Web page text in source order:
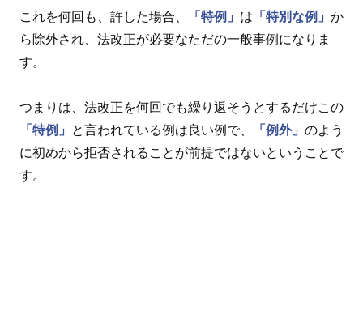
これを何回も、許した場合、 「特例」 は 「特別な例」 か
ら除外され、法改正が必要なただの一般事例になりま
す。
つまりは、法改正を何回でも繰り返そうとするだけこの
「特例」
と言われている例は良い例で、 「例外」 のよう
に初めから拒否されることが前提ではないということで
す。